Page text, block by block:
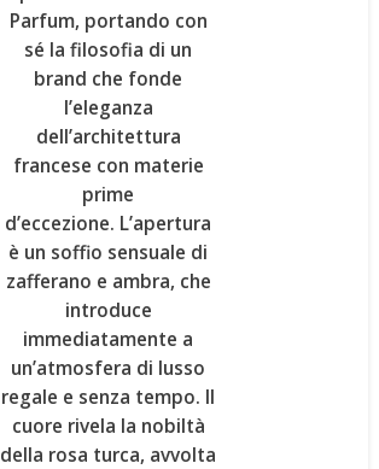
Parfum, portando con
sé la filosofia di un
brand che fonde
l’eleganza
dell’architettura
francese con materie
prime
d’eccezione. L’apertura
è un soffio sensuale di
zafferano e ambra, che
introduce
immediatamente a
un’atmosfera di lusso
regale e senza tempo. Il
cuore rivela la nobiltà
della rosa turca, avvolta